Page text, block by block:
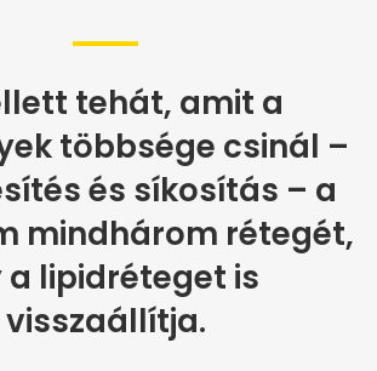
tehát, amit a
többsége csinál –
és síkosítás – a
mindhárom rétegét,
a lipidréteget is
visszaállítja.